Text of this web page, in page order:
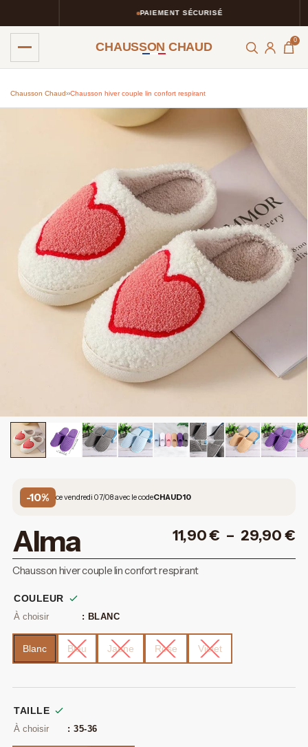
PAIEMENT SÉCURISÉ
CHAUSSON CHAUD 0
Chausson Chaud››Chausson hiver couple lin confort respirant
-10% ce vendredi 07/08 avec le codeCHAUD10
Alma 11,90€ – 29,90€
Chausson hiver couple lin confort respirant
COULEUR
: BLANC
Blanc Bleu Jaune Rose Violet
TAILLE
: 35-36